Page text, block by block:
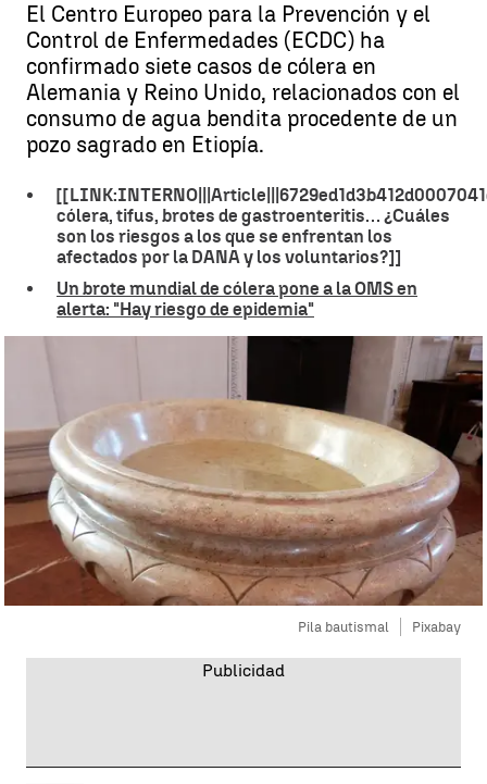
El Centro Europeo para la Prevención y el
Control de Enfermedades (ECDC) ha
confirmado siete casos de cólera en
Alemania y Reino Unido, relacionados con el
consumo de agua bendita procedente de un
pozo sagrado en Etiopía.
cólera, tifus, brotes de gastroenteritis… ¿Cuáles
son los riesgos a los que se enfrentan los
afectados por la DANA y los voluntarios?]]
Un brote mundial de cólera pone a la OMS en
alerta: "Hay riesgo de epidemia"
Pila bautismal Pixabay